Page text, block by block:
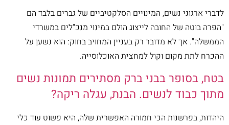
לדברי ארגוני נשים, המינויים הסלקטיביים של גברים בלבד הם
"הפרה בוטה של החובה לייצוג הולם במינוי מנכ"לים במשרדי
הממשלה". אך לא מדובר רק בעניין המחויב בחוק: הוא נשען על
ההכרח לתת מקום וקול למחצית האוכלוסייה.
בטח, בסופר בבני ברק מסתירים תמונות נשים
מתוך כבוד לנשים. הבנת, עגלה ריקה?
היהדות, בפרשנות הכי חמורה האפשרית שלה, היא פשוט עוד כלי